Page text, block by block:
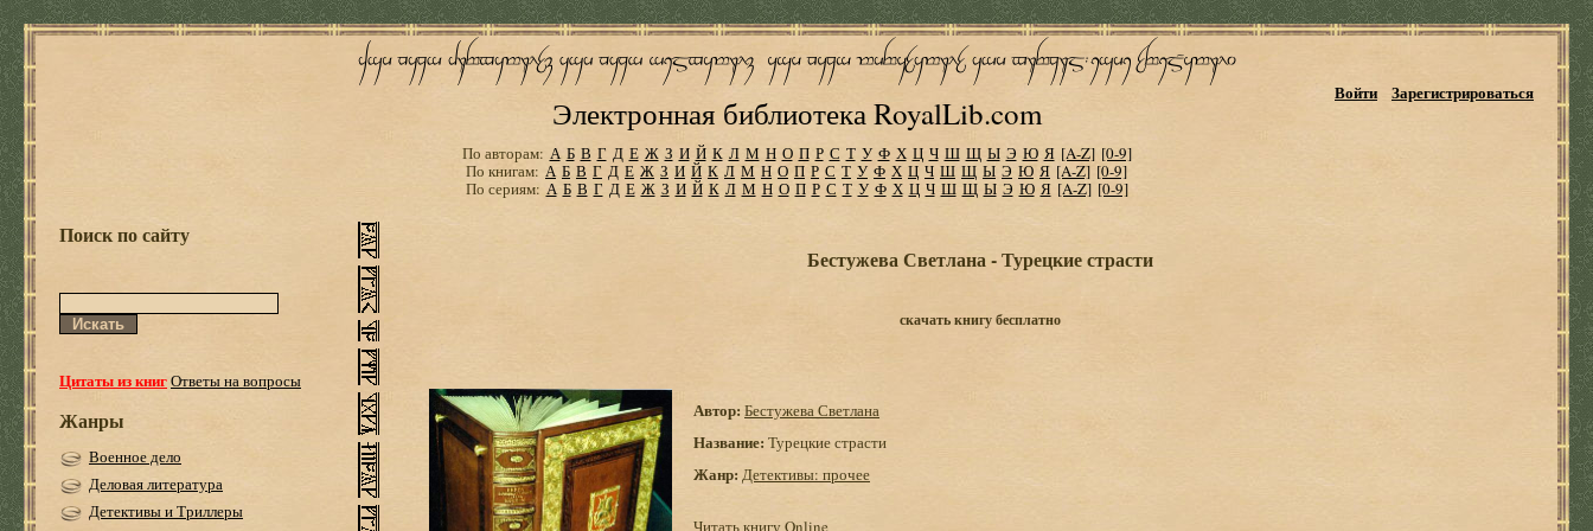
Электронная библиотека RoyalLib.com
Войти Зарегистрироваться
По авторам: А Б В Г Д Е Ж З И Й К Л М Н О П Р С Т У Ф Х Ц Ч Ш Щ Ы Э Ю Я [A-Z] [0-9]
По книгам: А Б В Г Д Е Ж З И Й К Л М Н О П Р С Т У Ф Х Ц Ч Ш Щ Ы Э Ю Я [A-Z] [0-9]
По сериям: А Б В Г Д Е Ж З И Й К Л М Н О П Р С Т У Ф Х Ц Ч Ш Щ Ы Э Ю Я [A-Z] [0-9]
Поиск по сайту
Цитаты из книгОтветы на вопросы
Жанры
Военное дело
Деловая литература
Детективы и Триллеры
Бестужева Светлана - Турецкие страсти
скачать книгу бесплатно
Автор: Бестужева Светлана
Название: Турецкие страсти
Жанр: Детективы: прочее
Читать книгу Online